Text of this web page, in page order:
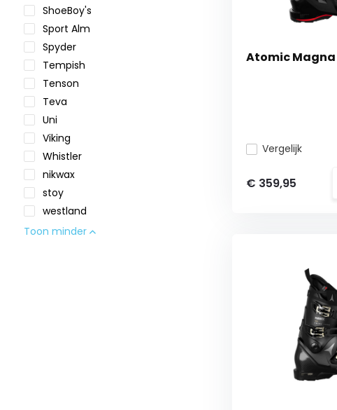
ShoeBoy's
Sport Alm
Spyder
Tempish
Tenson
Teva
Uni
Viking
Whistler
nikwax
stoy
westland
Toon minder
Atomic Magna
Vergelijk
€ 359,95